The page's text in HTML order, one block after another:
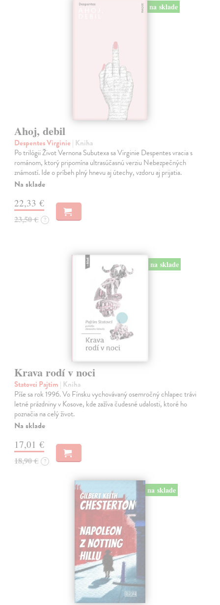
na sklade
Ahoj, debil
Despentes Virginie | Kniha
Po trilógii Život Vernona Subutexa sa Virginie Despentes vracia s
románom, ktorý pripomína ultrasúčasnú verziu Nebezpečných
známostí. Ide o príbeh plný hnevu aj útechy, vzdoru aj prijatia.
Na sklade
22,33 €
23,50 € ?
na sklade
Krava rodí v noci
Statovci Pajtim | Kniha
Píše sa rok 1996. Vo Fínsku vychovávaný osemročný chlapec trávi
letné prázdniny v Kosove, kde zažíva čudesné udalosti, ktoré ho
poznačia na celý život.
Na sklade
17,01 €
18,90 € ?
na sklade